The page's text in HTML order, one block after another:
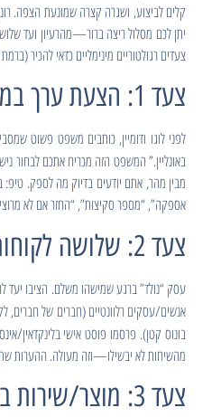
קלים לביצוע, ושגרה קצרה שמונעת הצפה.
יתן לכם מסלול ריצה ברור—מהרעיון ועד
צעדים רגולטוריים מינימליים כדאי להכיר
צעד 1: הצעת ערך במשפט אחד — למי, מה, ולמה דווקא אתם
לפני לוגו ודומיין, כותבים משפט פשוט
באונליין.” המשפט הזה מכריח אתכם לבחור
מבין מהר, אתם יודעים בדיוק מה לספק.
אספקה”, “מספר סקיצות”, “החזר אם לא
צעד 2: שלושה לקוחות ראשונים — הוכחה לפני מושלמות
עסק “נולד” ברגע שמישהו משלם. הציבו יעד
אנשים/עסקים רלוונטיים (חברים של חברים,
בונוס קטן). פרסמו פוסט אישי בלינקדאין/
מהשיחות לא יבשילו—וזה מעולה. ההערות
צעד 3: מוצר/שירות בגרסת B — חבילות ושקיפות שמקלות לקנות